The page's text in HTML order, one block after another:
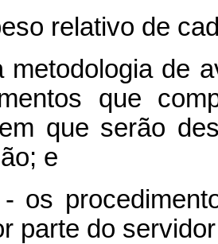
relativo de
de
que
que serão
e
parte do